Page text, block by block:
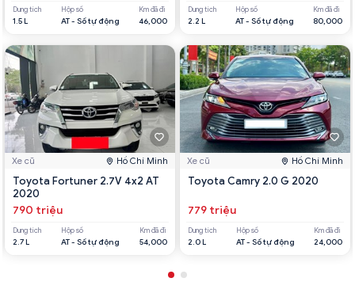
Dung tích
1.5 L
Hộp số
AT - Số tự động
Km đã đi
46,000
Xe cũ Hồ Chí Minh
Toyota Fortuner 2.7V 4x2 AT
2020
790 triệu
Dung tích
2.7 L
Hộp số
AT - Số tự động
Km đã đi
54,000
Dung tích
2.2 L
Hộp số
AT - Số tự động
Km đã đi
80,000
Xe cũ Hồ Chí Minh
Toyota Camry 2.0 G 2020
779 triệu
Dung tích
2.0 L
Hộp số
AT - Số tự động
Km đã đi
24,000